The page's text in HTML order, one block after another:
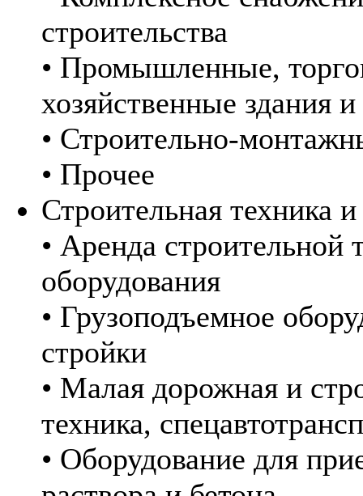
строительства
• Промышленные,
хозяйственные здания
• Строительно-
• Прочее
Строительная техника
• Аренда строительной
оборудования
• Грузоподъемное
стройки
• Малая дорожная и
техника,
• Оборудование для